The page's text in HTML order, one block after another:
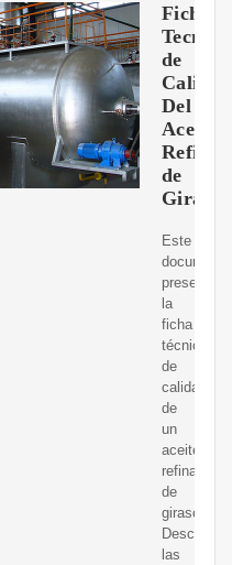
Ficha
Tecnica
de
Calidad
Del
Aceite
de
Girasol
Este
documento
presenta
la
ficha
técnica
de
calidad
de
un
aceite
refinado
de
girasol.
Describe
las